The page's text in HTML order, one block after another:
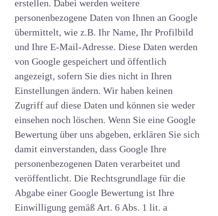
erstellen. Dabei werden weitere
personenbezogene Daten von Ihnen an Google
übermittelt, wie z.B. Ihr Name, Ihr Profilbild
und Ihre E-Mail-Adresse. Diese Daten werden
von Google gespeichert und öffentlich
angezeigt, sofern Sie dies nicht in Ihren
Einstellungen ändern. Wir haben keinen
Zugriff auf diese Daten und können sie weder
einsehen noch löschen. Wenn Sie eine Google
Bewertung über uns abgeben, erklären Sie sich
damit einverstanden, dass Google Ihre
personenbezogenen Daten verarbeitet und
veröffentlicht. Die Rechtsgrundlage für die
Abgabe einer Google Bewertung ist Ihre
Einwilligung gemäß Art. 6 Abs. 1 lit. a